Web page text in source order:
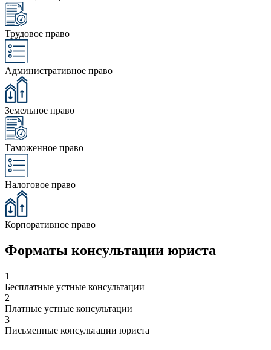
Трудовое право
Административное право
Земельное право
Таможенное право
Налоговое право
Корпоративное право
Форматы консультации юриста
1
Бесплатные устные консультации
2
Платные устные консультации
3
Письменные консультации юриста